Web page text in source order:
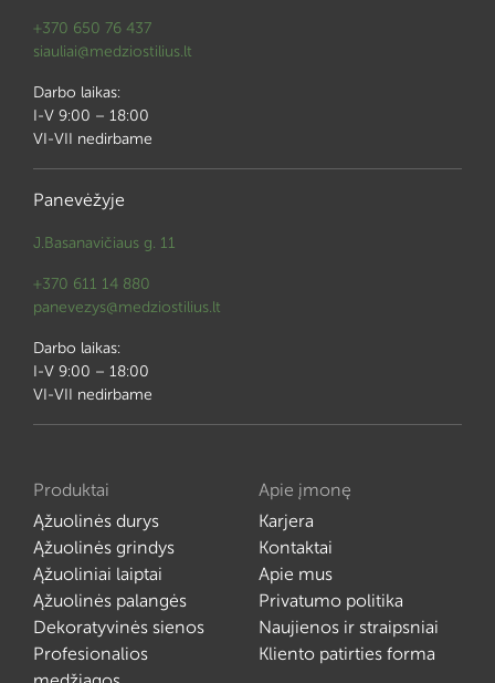
+370 650 76 437
siauliai@medziostilius.lt
Darbo laikas:
I-V 9:00 – 18:00
VI-VII nedirbame
Panevėžyje
J.Basanavičiaus g. 11
+370 611 14 880
panevezys@medziostilius.lt
Darbo laikas:
I-V 9:00 – 18:00
VI-VII nedirbame
Produktai
Ąžuolinės durys
Ąžuolinės grindys
Ąžuoliniai laiptai
Ąžuolinės palangės
Dekoratyvinės sienos
Profesionalios
Apie įmonę
Karjera
Kontaktai
Apie mus
Privatumo politika
Naujienos ir straipsniai
Kliento patirties forma